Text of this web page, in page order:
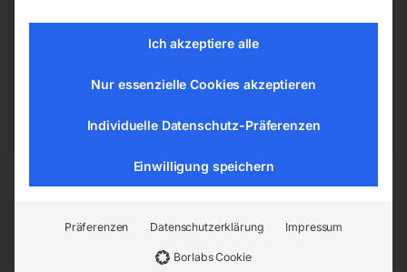
9004853428784 Artikelnummer:
Druckluftwerkzeuge
Ich akzeptiere alle
Nur essenzielle Cookies akzeptieren
Individuelle Datenschutz-Präferenzen
Einwilligung speichern
Präferenzen Datenschutzerklärung Impressum
Borlabs Cookie